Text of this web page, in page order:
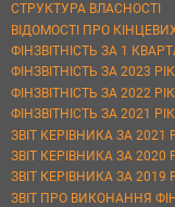
СТРУКТУРА ВЛАСНОСТІ
ВІДОМОСТІ ПРО
ФІНЗВІТНІСТЬ ЗА 1
ФІНЗВІТНІСТЬ ЗА 2023 РІК
ФІНЗВІТНІСТЬ ЗА 2022 РІК
ФІНЗВІТНІСТЬ ЗА 2021 РІК
ЗВІТ КЕРІВНИКА ЗА 2021
ЗВІТ КЕРІВНИКА ЗА 2020
ЗВІТ КЕРІВНИКА ЗА 2019
ЗВІТ ПРО ВИКОНАННЯ